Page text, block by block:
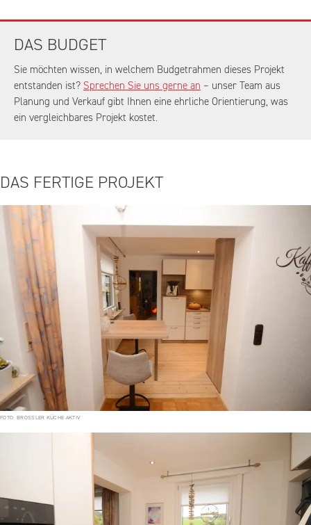
DAS BUDGET
Sie möchten wissen, in welchem Budgetrahmen dieses Projekt
entstanden ist? Sprechen Sie uns gerne an – unser Team aus
Planung und Verkauf gibt Ihnen eine ehrliche Orientierung, was
ein vergleichbares Projekt kostet.
DAS FERTIGE PROJEKT
FOTO: BROSSLER KÜCHE AKTIV